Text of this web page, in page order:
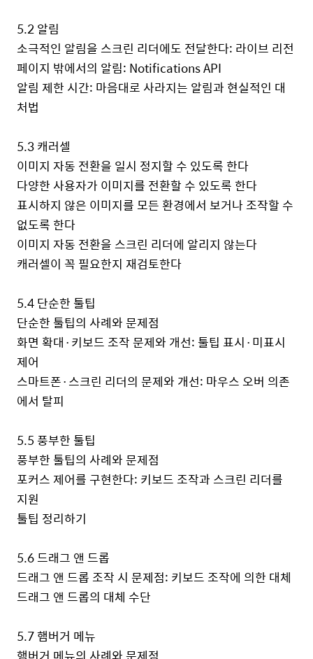
5.2알림
소극적인 알림을 스크린 리더에도 전달한다: 라이브 리전
페이지 밖에서의 알림: Notifications API
알림 제한 시간: 마음대로 사라지는 알림과 현실적인 대
처법
5.3캐러셀
이미지 자동 전환을 일시 정지할 수 있도록 한다
다양한 사용자가 이미지를 전환할 수 있도록 한다
표시하지 않은 이미지를 모든 환경에서 보거나 조작할 수
없도록 한다
이미지 자동 전환을 스크린 리더에 알리지 않는다
캐러셀이 꼭 필요한지 재검토한다
5.4단순한 툴팁
단순한 툴팁의 사례와 문제점
화면 확대·키보드 조작 문제와 개선: 툴팁 표시·미표시
제어
스마트폰·스크린 리더의 문제와 개선: 마우스 오버 의존
에서 탈피
5.5풍부한 툴팁
풍부한 툴팁의 사례와 문제점
포커스 제어를 구현한다: 키보드 조작과 스크린 리더를
지원
툴팁 정리하기
5.6드래그 앤 드롭
드래그 앤 드롭 조작 시 문제점: 키보드 조작에 의한 대체
드래그 앤 드롭의 대체 수단
5.7햄버거 메뉴